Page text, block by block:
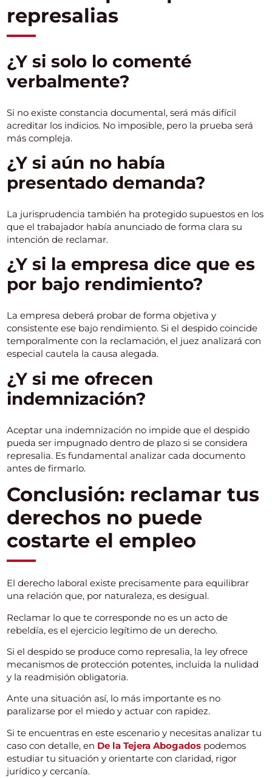
represalias
¿Y si solo lo comenté
verbalmente?
Si no existe constancia documental, será más difícil
acreditar los indicios. No imposible, pero la prueba será
más compleja.
¿Y si aún no había
presentado demanda?
La jurisprudencia también ha protegido supuestos en los
que el trabajador había anunciado de forma clara su
intención de reclamar.
¿Y si la empresa dice que es
por bajo rendimiento?
La empresa deberá probar de forma objetiva y
consistente ese bajo rendimiento. Si el despido coincide
temporalmente con la reclamación, el juez analizará con
especial cautela la causa alegada.
¿Y si me ofrecen
indemnización?
Aceptar una indemnización no impide que el despido
pueda ser impugnado dentro de plazo si se considera
represalia. Es fundamental analizar cada documento
antes de firmarlo.
Conclusión: reclamar tus
derechos no puede
costarte el empleo
El derecho laboral existe precisamente para equilibrar
una relación que, por naturaleza, es desigual.
Reclamar lo que te corresponde no es un acto de
rebeldía, es el ejercicio legítimo de un derecho.
Si el despido se produce como represalia, la ley ofrece
mecanismos de protección potentes, incluida la nulidad
y la readmisión obligatoria.
Ante una situación así, lo más importante es no
paralizarse por el miedo y actuar con rapidez.
Si te encuentras en este escenario y necesitas analizar tu
caso con detalle, en De la Tejera Abogados podemos
estudiar tu situación y orientarte con claridad, rigor
jurídico y cercanía.